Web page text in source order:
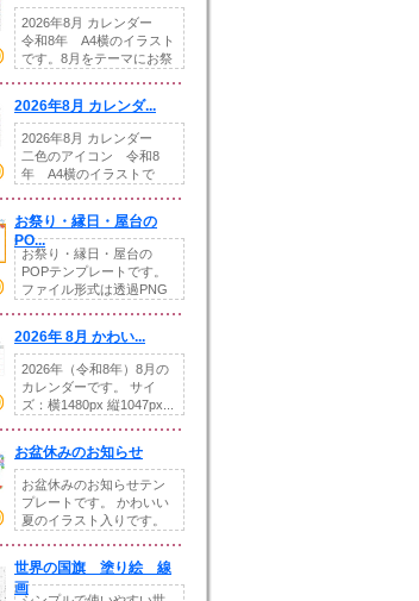
2026年8月 カレンダー
令和8年 A4横のイラスト
です。8月をテーマにお祭
2026年8月 カレンダ...
2026年8月 カレンダー
二色のアイコン 令和8
年 A4横のイラストで
お祭り・縁日・屋台の
PO...
お祭り・縁日・屋台の
POPテンプレートです。
ファイル形式は透過PNG
2026年 8月 かわい...
2026年（令和8年）8月の
カレンダーです。 サイ
ズ：横1480px 縦1047px...
お盆休みのお知らせ
お盆休みのお知らせテン
プレートです。 かわいい
夏のイラスト入りです。
世界の国旗 塗り絵 線
画